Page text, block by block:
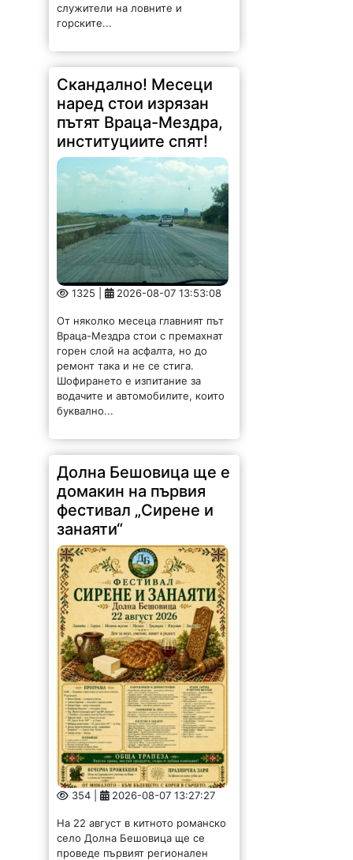
служители на ловните и
горските...
Скандално! Месеци
наред стои изрязан
пътят Враца-Мездра,
институциите спят!
1325 | 2026-08-07 13:53:08
От няколко месеца главният път
Враца-Мездра стои с премахнат
горен слой на асфалта, но до
ремонт така и не се стига.
Шофирането е изпитание за
водачите и автомобилите, които
буквално...
Долна Бешовица ще е
домакин на първия
фестивал „Сирене и
занаяти“
354 | 2026-08-07 13:27:27
На 22 август в китното романско
село Долна Бешовица ще се
проведе първият регионален